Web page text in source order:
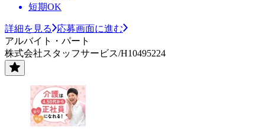
短期OK
詳細を見る
応募画面に進む
アルバイト・パート
株式会社スタッフサービス/H10495224